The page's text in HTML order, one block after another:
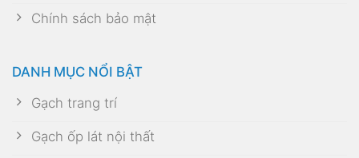
Chính sách bảo mật
DANH MỤC NỔI BẬT
Gạch trang trí
Gạch ốp lát nội thất